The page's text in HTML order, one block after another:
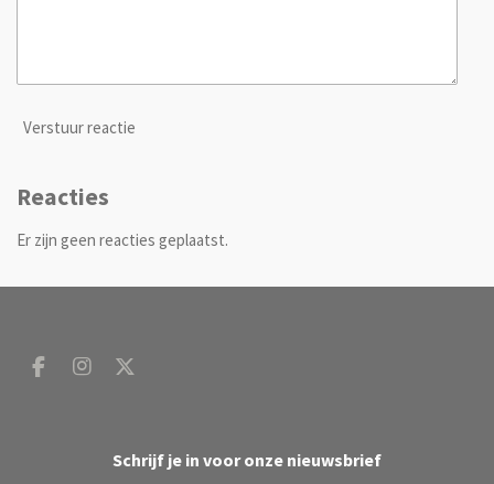
Verstuur reactie
Reacties
Er zijn geen reacties geplaatst.
F
I
X
Schrijf je in voor onze nieuwsbrief